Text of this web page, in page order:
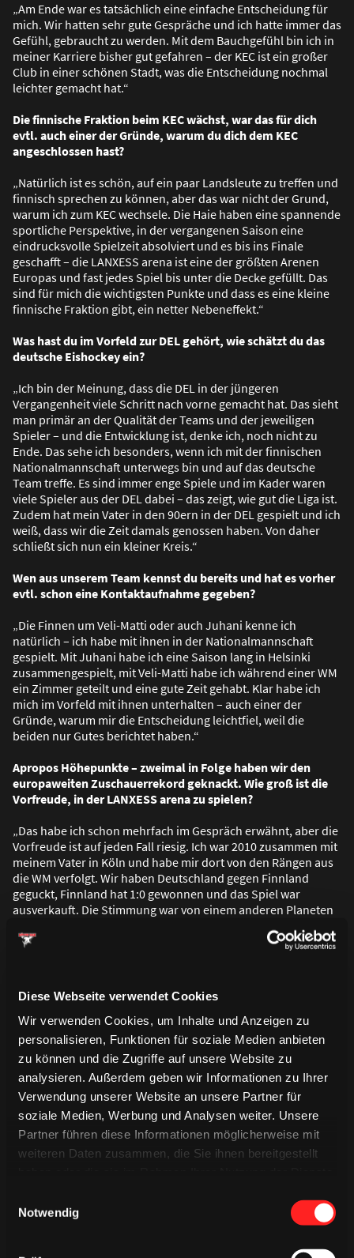
Diese Webseite verwendet Cookies
Wir verwenden Cookies, um Inhalte und Anzeigen zu
personalisieren, Funktionen für soziale Medien anbieten
zu können und die Zugriffe auf unsere Website zu
analysieren. Außerdem geben wir Informationen zu Ihrer
Verwendung unserer Website an unsere Partner für
soziale Medien, Werbung und Analysen weiter. Unsere
Partner führen diese Informationen möglicherweise mit
weiteren Daten zusammen, die Sie ihnen bereitgestellt
Notwendig
„Am Ende war es tatsächlich eine einfache Entscheidung für
mich. Wir hatten sehr gute Gespräche und ich hatte immer das
Gefühl, gebraucht zu werden. Mit dem Bauchgefühl bin ich in
meiner Karriere bisher gut gefahren – der KEC ist ein großer
Club in einer schönen Stadt, was die Entscheidung nochmal
leichter gemacht hat.“
Die finnische Fraktion beim KEC wächst, war das für dich
evtl. auch einer der Gründe, warum du dich dem KEC
angeschlossen hast?
„Natürlich ist es schön, auf ein paar Landsleute zu treffen und
finnisch sprechen zu können, aber das war nicht der Grund,
warum ich zum KEC wechsele. Die Haie haben eine spannende
sportliche Perspektive, in der vergangenen Saison eine
eindrucksvolle Spielzeit absolviert und es bis ins Finale
geschafft – die LANXESS arena ist eine der größten Arenen
Europas und fast jedes Spiel bis unter die Decke gefüllt. Das
sind für mich die wichtigsten Punkte und dass es eine kleine
finnische Fraktion gibt, ein netter Nebeneffekt.“
Was hast du im Vorfeld zur DEL gehört, wie schätzt du das
deutsche Eishockey ein?
„Ich bin der Meinung, dass die DEL in der jüngeren
Vergangenheit viele Schritt nach vorne gemacht hat. Das sieht
man primär an der Qualität der Teams und der jeweiligen
Spieler – und die Entwicklung ist, denke ich, noch nicht zu
Ende. Das sehe ich besonders, wenn ich mit der finnischen
Nationalmannschaft unterwegs bin und auf das deutsche
Team treffe. Es sind immer enge Spiele und im Kader waren
viele Spieler aus der DEL dabei – das zeigt, wie gut die Liga ist.
Zudem hat mein Vater in den 90ern in der DEL gespielt und ich
weiß, dass wir die Zeit damals genossen haben. Von daher
schließt sich nun ein kleiner Kreis.“
Wen aus unserem Team kennst du bereits und hat es vorher
evtl. schon eine Kontaktaufnahme gegeben?
„Die Finnen um Veli-Matti oder auch Juhani kenne ich
natürlich – ich habe mit ihnen in der Nationalmannschaft
gespielt. Mit Juhani habe ich eine Saison lang in Helsinki
zusammengespielt, mit Veli-Matti habe ich während einer WM
ein Zimmer geteilt und eine gute Zeit gehabt. Klar habe ich
mich im Vorfeld mit ihnen unterhalten – auch einer der
Gründe, warum mir die Entscheidung leichtfiel, weil die
beiden nur Gutes berichtet haben.“
Apropos Höhepunkte – zweimal in Folge haben wir den
europaweiten Zuschauerrekord geknackt. Wie groß ist die
Vorfreude, in der LANXESS arena zu spielen?
„Das habe ich schon mehrfach im Gespräch erwähnt, aber die
Vorfreude ist auf jeden Fall riesig. Ich war 2010 zusammen mit
meinem Vater in Köln und habe mir dort von den Rängen aus
die WM verfolgt. Wir haben Deutschland gegen Finnland
geguckt, Finnland hat 1:0 gewonnen und das Spiel war
ausverkauft. Die Stimmung war von einem anderen Planeten
– ich habe meinem Vater schon damals gesagt, dass es etwas
Besonderes wäre, mal vor solch einem Publikum zu spielen.“
„Ich würde mich als gut skatenden und intelligenten
rechtsschießenden Verteidiger bezeichnen, der auf beiden
Seites des Eises agieren kann. Ich blocke gerne Schüsse, auch
wenn es wehtut – zudem habe ich in der Offensivzone gerne
die Scheibe an der Kelle und hoffe darauf, demnächst im Haie-
Trikot ein paar Tore schie ßen zu können.“
Zum Abschluss, Oliwer: bitte richte einen finnischen Satz an
unsere Fans. Danke!
„Hei Kölner Hai fanit! Hauskaa loppukesää, nähdään pian!“